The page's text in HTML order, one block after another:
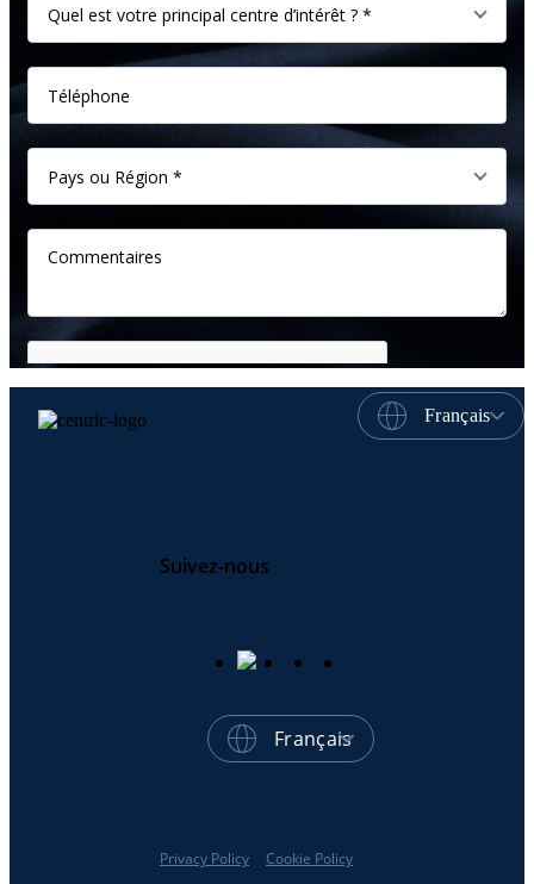
Français
Suivez-nous
Français
Privacy Policy Cookie Policy